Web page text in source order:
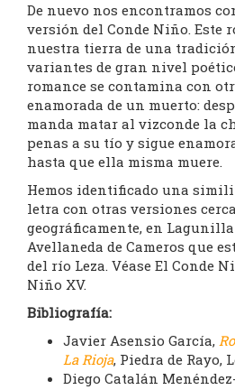
De nuevo nos encontramos
versión del Conde Niño. Este
nuestra tierra de una
variantes de gran nivel
romance se contamina con
enamorada de un muerto:
manda matar al vizconde la
penas a su tío y sigue
hasta que ella misma muere.
Hemos identificado una
letra con otras versiones
geográficamente, en
Avellaneda de Cameros que
del río Leza. Véase El Conde
Niño XV.
Bibliografía:
Javier Asensio García,
La Rioja, Piedra de Rayo,
Diego Catalán